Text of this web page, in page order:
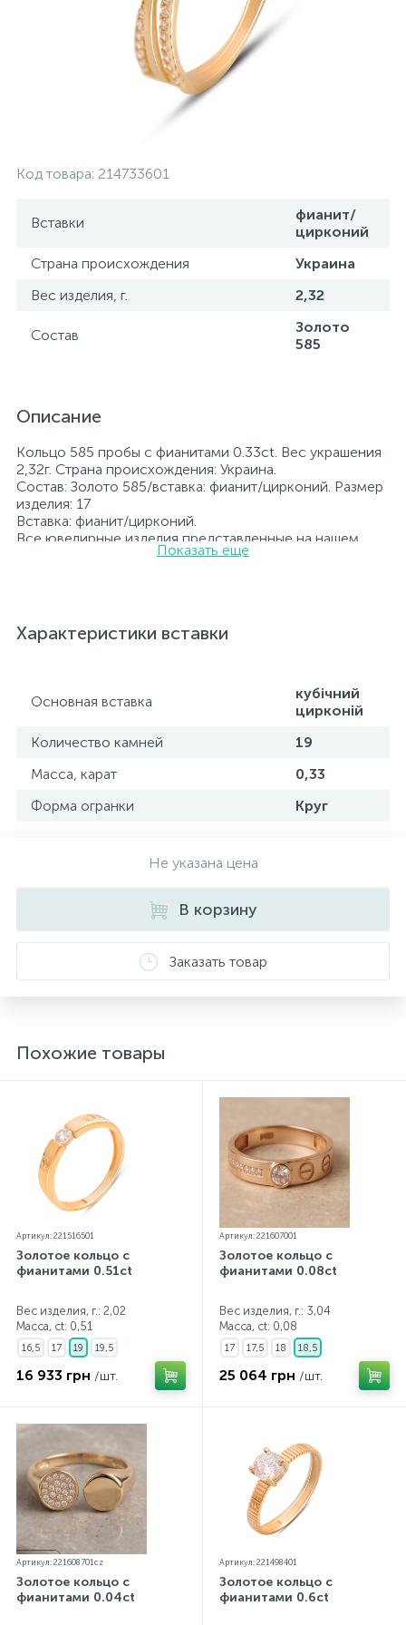
Код товара: 214733601
Вставки
фианит/
цирконий
Страна происхождения
Украина
Вес изделия, г.
2,32
Состав
Золото
585
Описание
Кольцо 585 пробы с фианитами 0.33ct. Вес украшения
2,32г. Страна происхождения: Украина.
Состав: Золото 585/вставка: фианит/цирконий. Размер
изделия: 17
Вставка: фианит/цирконий.
Все ювелирные изделия представленные на нашем
сайте прошли внутренний контроль качества, а также
прилагаются бирка с указанием всех
параметров.*Цвета изделий на сайте могут
Показать еще
Характеристики вставки
Основная вставка
кубічний
цирконій
Количество камней
19
Масса, карат
0,33
Форма огранки
Круг
Не указана цена
В корзину
Заказать товар
Похожие товары
Артикул: 221516501
Золотое кольцо с
фианитами 0.51ct
Вес изделия, г.: 2,02
Масса, ct: 0,51
16,5 17 19 19,5
16 933 грн /шт.
Артикул: 221607001
Золотое кольцо с
фианитами 0.08ct
Вес изделия, г.: 3,04
Масса, ct: 0,08
17 17,5 18 18,5
25 064 грн /шт.
Артикул: 221608701cz
Золотое кольцо с
фианитами 0.04ct
Артикул: 221498401
Золотое кольцо с
фианитами 0.6ct
Серебряные колье
Серебряные цепочки